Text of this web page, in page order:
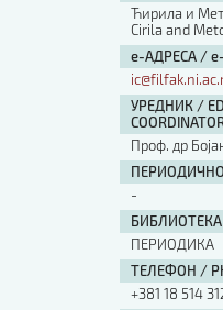
Ћирила и
Cirila and
е-АДРЕСА / e-
УРЕДНИК /
Проф. др
-
БИБЛИОТЕКА
ПЕРИОДИКА
ТЕЛЕФОН /
+381 18 514